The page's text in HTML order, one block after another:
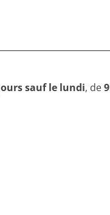
sauf le lundi, de